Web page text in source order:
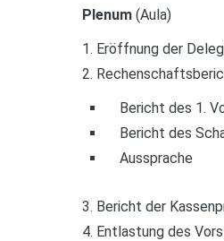
Plenum (Aula)
1. Eröffnung der
2.
Bericht des 1.
Bericht des
Aussprache
3. Bericht der
4. Entlastung des